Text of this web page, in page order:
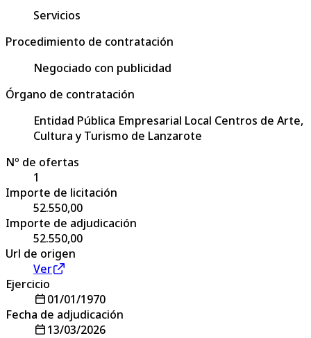
Servicios
Procedimiento de contratación
Negociado con publicidad
Órgano de contratación
Entidad Pública Empresarial Local Centros de Arte,
Cultura y Turismo de Lanzarote
Nº de ofertas
1
Importe de licitación
52.550,00
Importe de adjudicación
52.550,00
Url de origen
Ver
Ejercicio
01/01/1970
Fecha de adjudicación
13/03/2026